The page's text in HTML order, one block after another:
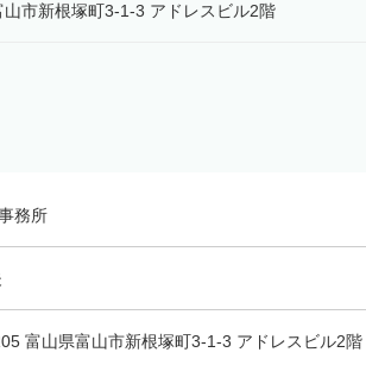
市新根塚町3-1-3 アドレスビル2階
務所
富山県富山市新根塚町3-1-3 アドレスビル2階